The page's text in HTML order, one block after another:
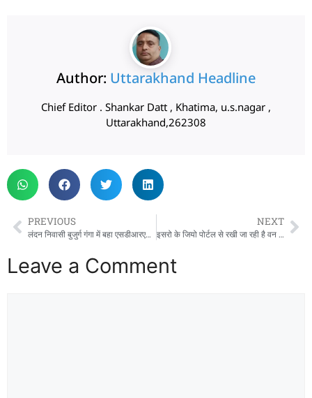
Author: Uttarakhand Headline
Chief Editor . Shankar Datt , Khatima, u.s.nagar ,
Uttarakhand,262308
PREVIOUS
लंदन निवासी बुजुर्ग गंगा में बहा एसडीआरएफ टीम सच में लगी हुई है
NEXT
इसरो के जियो पोर्टल से रखी जा रही है वन अग्नि पर नजर
Leave a Comment